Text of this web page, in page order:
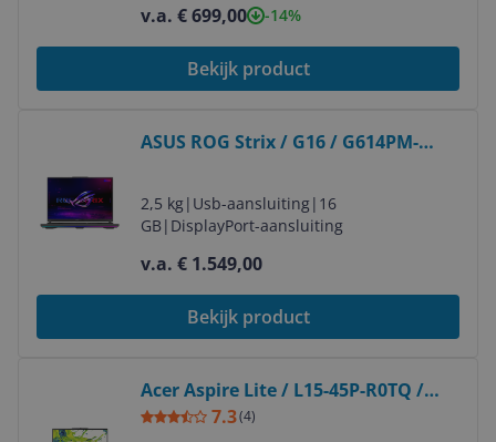
v.a. € 699,00 -14%
Bekijk product
ASUS ROG Strix / G16 / G614PM-
2,5 kg| Usb-aansluiting| 16
GB| DisplayPort-aansluiting
v.a. € 1.549,00
Bekijk product
Acer Aspire Lite / L15-45P-R0TQ /
NX.DLMEH.001
7.3(4)